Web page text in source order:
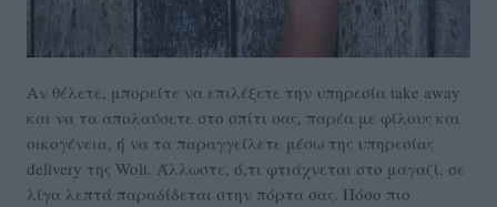
Αν θέλετε, μπορείτε να επιλέξετε την υπηρεσία take away
και να τα απολαύσετε στο σπίτι σας, παρέα με φίλους και
οικογένεια, ή να τα παραγγείλετε μέσω της υπηρεσίας
delivery της Wolt. Άλλωστε, ό,τι φτιάχνεται στο μαγαζί, σε
λίγα λεπτά παραδίδεται στην πόρτα σας. Πόσο πιο